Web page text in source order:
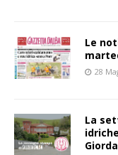
Le
28
La